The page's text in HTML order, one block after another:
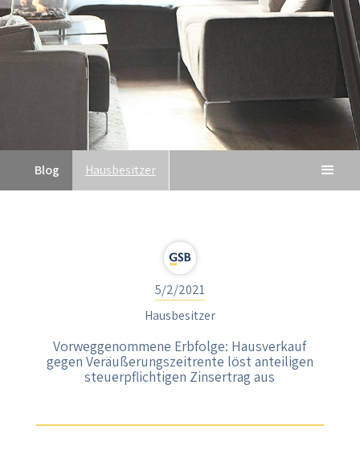
Blog Hausbesitzer
Vorweggenommene Erbfolge: Hausverkauf
gegen Veräußerungszeitrente löst anteiligen
steuerpflichtigen Zinsertrag aus
5/2/2021
Hausbesitzer